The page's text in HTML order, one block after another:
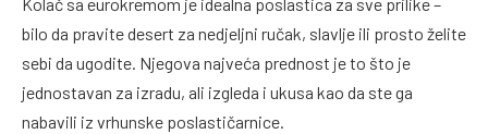
bilo da pravite desert za nedjeljni ručak, slavlje ili prosto želite
sebi da ugodite. Njegova najveća prednost je to što je
jednostavan za izradu, ali izgleda i ukusa kao da ste ga
nabavili iz vrhunske poslastičarnice.